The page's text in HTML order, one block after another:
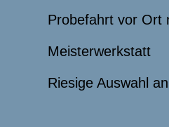
Probefahrt vor Ort
Meisterwerkstatt
Riesige Auswahl